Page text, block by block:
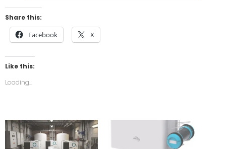
Share this:
Facebook X
Like this:
Loading...